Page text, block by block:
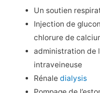
Un soutien
Injection de
chlorure de
administration de
intraveineuse
Rénaledialysis